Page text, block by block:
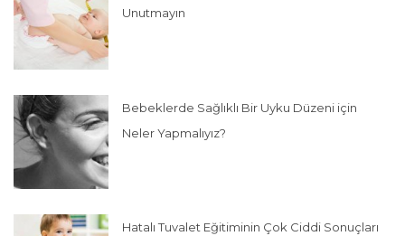
Unutmayın
Bebeklerde Sağlıklı Bir Uyku Düzeni için
Neler Yapmalıyız?
Hatalı Tuvalet Eğitiminin Çok Ciddi Sonuçları